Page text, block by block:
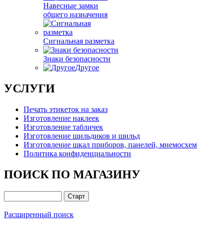
Навесные замки
общего назначения
Сигнальная разметка
Знаки безопасности
Другое
УСЛУГИ
Печать этикеток на заказ
Изготовление наклеек
Изготовление табличек
Изготовление шильдиков и шильд
Изготовление шкал приборов, панелей, мнемосхем
Политика конфиденциальности
ПОИСК ПО МАГАЗИНУ
Расширенный поиск